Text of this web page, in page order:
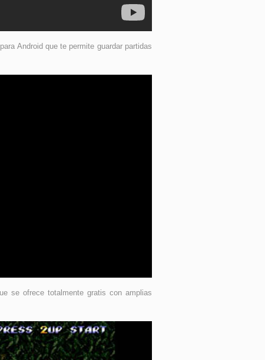
Android que te permite guardar partidas
se ofrece totalmente gratis con amplias